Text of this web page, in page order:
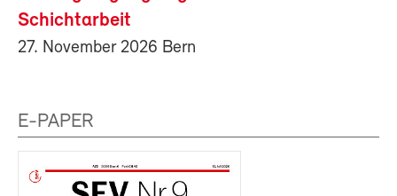
Schichtarbeit
27. November 2026 Bern
E-PAPER